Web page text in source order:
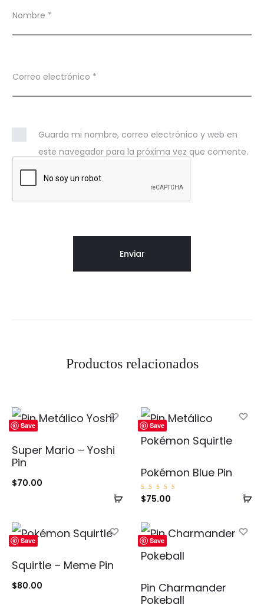
Nombre *
Correo electrónico *
Guarda mi nombre, correo electrónico y web en
este navegador para la próxima vez que comente.
Productos relacionados
Save
Añadir
carrito
Super Mario – Yoshi
Pin
$70.00
Save
Pokémon Blue Pin
Valorad
o con
$75.00
Save
Squirtle – Meme Pin
$80.00
Save
Pin Charmander
Pokeball